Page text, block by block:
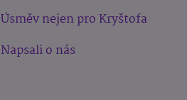
Úsměv nejen pro Kryštofa
Napsali o nás